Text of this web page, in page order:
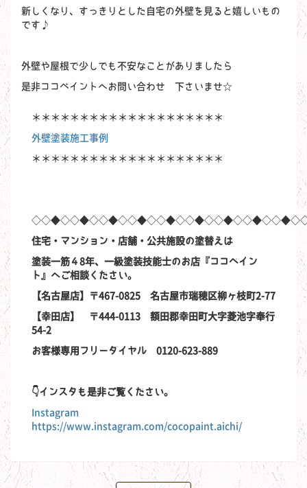
新しくなり、すっきりとした自宅の外壁を見ると嬉しいもの
です♪
外壁や屋根で少しでも不安なことがありましたら
是非ココペイントへお問い合わせ 下さいませ☆
＊＊＊＊＊＊＊＊＊＊＊＊＊＊＊＊＊＊＊＊
外壁塗装施工事例
＊＊＊＊＊＊＊＊＊＊＊＊＊＊＊＊＊＊＊＊
住宅・マンション・店舗・公共施設の塗替えは
塗装一筋４8年、一級塗装技能士のお店『ココペイン
ト』へご相談ください。
【名古屋店】〒467-0825 名古屋市瑞穂区柳ヶ枝町2-77
【幸田店】 〒444-0113 額田郡幸田町大字菱池字奉行
54-2
お客様専用フリーダイヤル 0120-623-889
👇インスタも是非ご覧ください。
Instagram
https://www.instagram.com/cocopaint.aichi/